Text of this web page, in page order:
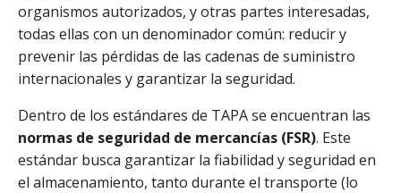
organismos autorizados, y otras partes interesadas,
todas ellas con un denominador común: reducir y
prevenir las pérdidas de las cadenas de suministro
internacionales y garantizar la seguridad.
Dentro de los estándares de TAPA se encuentran las
normas de seguridad de mercancías (FSR). Este
estándar busca garantizar la fiabilidad y seguridad en
el almacenamiento, tanto durante el transporte (lo